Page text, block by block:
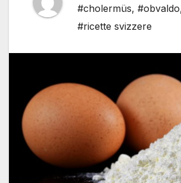
#cholermüs, #obvaldo
#ricette svizzere